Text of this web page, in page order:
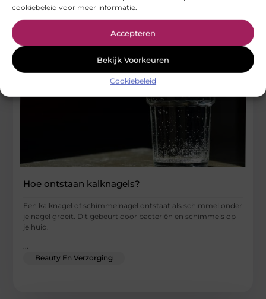
cookiebeleid voor meer informatie.
Accepteren
Bekijk Voorkeuren
Cookiebeleid
Hoe ontstaan kalknagels?
Een kalknagel of schimmelnagel ontstaat als schimmel onder
je nagel groeit. Dit gebeurt door bacteriën en schimmels op
je huid.
...
Beauty En Verzorging